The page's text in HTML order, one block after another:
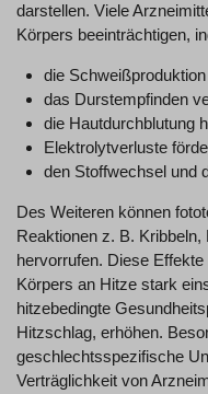
darstellen. Viele
Körpers beeinträchtigen,
die
das Durstempfinden
die Hautdurchblutung
Elektrolytverluste
den Stoffwechsel und
Des Weiteren können
Reaktionen z. B.
hervorrufen. Diese
Körpers an Hitze stark
hitzebedingte
Hitzschlag, erhöhen.
geschlechtsspezifische
Verträglichkeit von